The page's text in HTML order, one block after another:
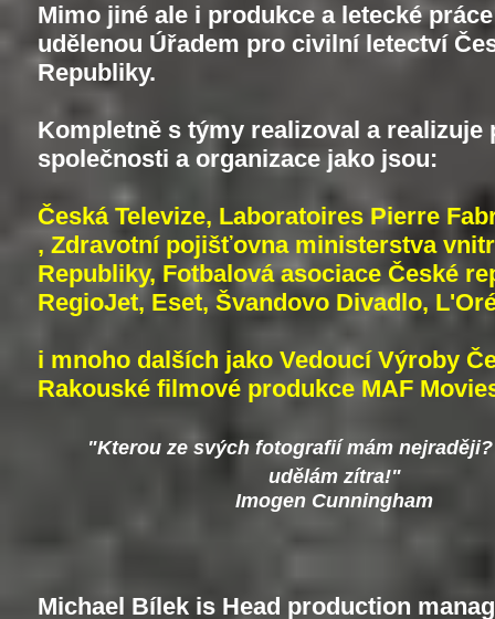
Mimo jiné ale i produkce a letecké
udělenou Úřadem pro civilní letectví
Republiky.
​Kompletně s týmy realizoval a realizuje
společnosti a organizace jako jsou:
Česká Televize, Laboratoires Pierre
, Zdravotní pojišťovna ministerstva
Republiky, Fotbalová asociace České
RegioJet, Eset, Švandovo Divadlo,
i mnoho dalších jako Vedoucí Výroby
Rakouské filmové produkce MAF
"Kterou ze svých fotografií mám
udělám zítra!"
Imogen Cunningham
Michael Bílek is Head production